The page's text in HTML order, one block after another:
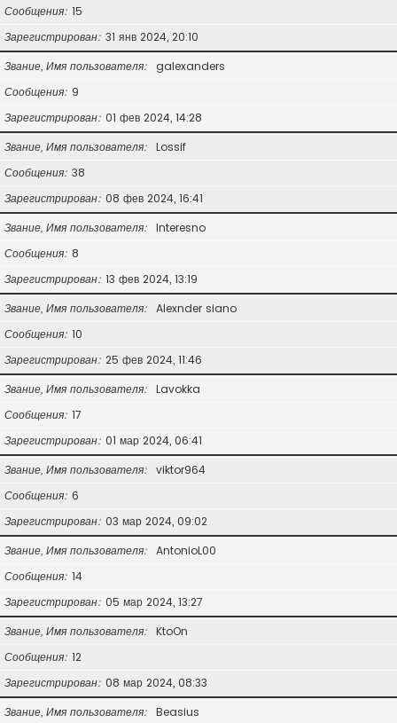
Сообщения 15
Зарегистрирован 31 янв 2024, 20:10
Звание, Имя пользователя
galexanders
Сообщения 9
Зарегистрирован 01 фев 2024, 14:28
Звание, Имя пользователя
Lossif
Сообщения 38
Зарегистрирован 08 фев 2024, 16:41
Звание, Имя пользователя
Interesno
Сообщения 8
Зарегистрирован 13 фев 2024, 13:19
Звание, Имя пользователя
Alexnder siano
Сообщения 10
Зарегистрирован 25 фев 2024, 11:46
Звание, Имя пользователя
Lavokka
Сообщения 17
Зарегистрирован 01 мар 2024, 06:41
Звание, Имя пользователя
viktor964
Сообщения 6
Зарегистрирован 03 мар 2024, 09:02
Звание, Имя пользователя
AntonioL00
Сообщения 14
Зарегистрирован 05 мар 2024, 13:27
Звание, Имя пользователя
KtoOn
Сообщения 12
Зарегистрирован 08 мар 2024, 08:33
Звание, Имя пользователя
Beasius